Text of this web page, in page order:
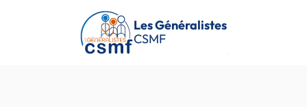
Passer au contenu principal
Les Généralistes
CSMF